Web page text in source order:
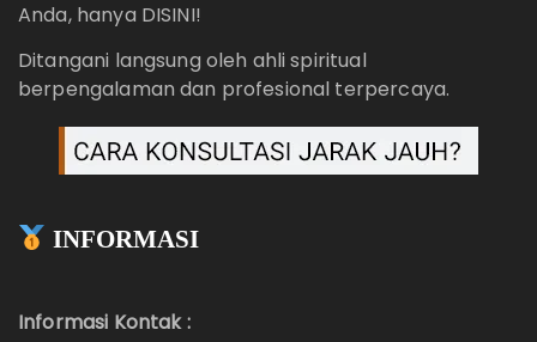
Anda, hanya DISINI!
Ditangani langsung oleh ahli spiritual
berpengalaman dan profesional terpercaya.
INFORMASI
Informasi Kontak :